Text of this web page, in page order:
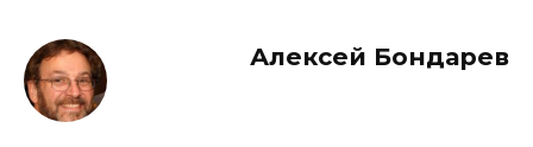
Алексей Бондарев